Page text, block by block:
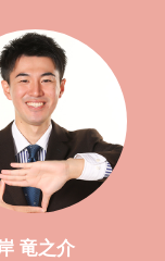
竜之介